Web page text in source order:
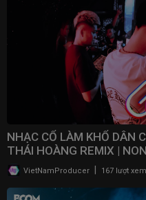
NHẠC CỔ LÀM KHỔ DÂN
THÁI HOÀNG REMIX |
VietNamProducer 167 lượt xem